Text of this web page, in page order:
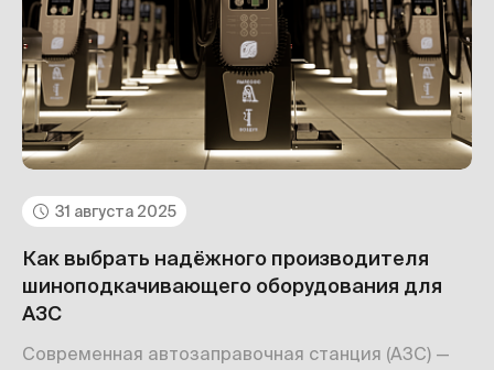
31 августа 2025
Как выбрать надёжного производителя
шиноподкачивающего оборудования для
АЗС
Современная автозаправочная станция (АЗС) —